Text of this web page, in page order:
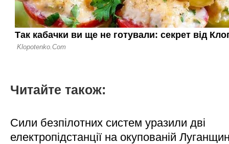
Читайте також:
Сили безпілотних систем уразили дві
електропідстанції на окупованій